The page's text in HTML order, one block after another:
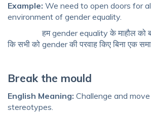
Example: We need to open doors for
environment of gender equality.
हम gender equality के माहौल को
कि सभी को gender की परवाह किए बिना एक
Break the mould
English Meaning: Challenge and
stereotypes.